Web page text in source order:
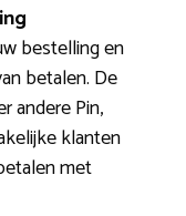
bestelling en
betalen. De
andere Pin,
klanten
met